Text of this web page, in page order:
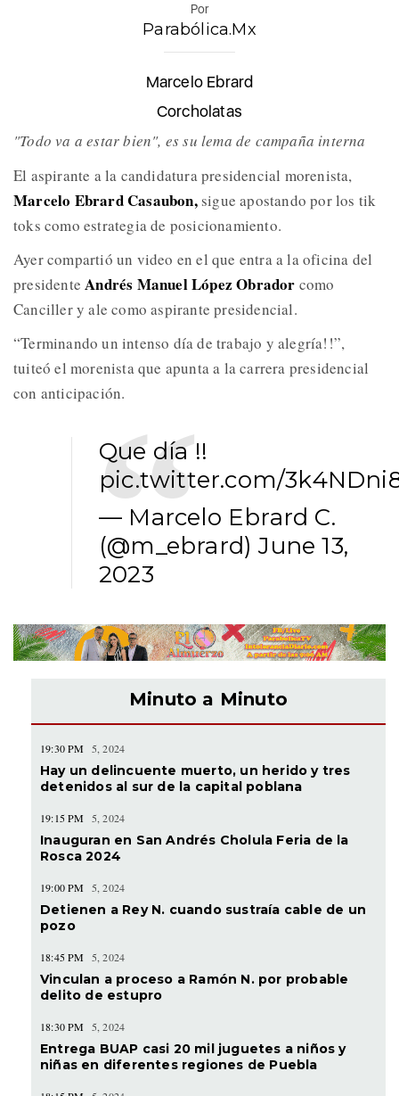
Por
Parabólica.Mx
Marcelo Ebrard
Corcholatas
"Todo va a estar bien", es su lema de campaña interna
El aspirante a la candidatura presidencial morenista,
Marcelo Ebrard Casaubon,sigue apostando por los tik
toks como estrategia de posicionamiento.
Ayer compartió un video en el que entra a la oficina del
presidente Andrés Manuel López Obrador como
Canciller y ale como aspirante presidencial.
“Terminando un intenso día de trabajo y alegría!!”,
tuiteó el morenista que apunta a la carrera presidencial
con anticipación.
Que día !!
pic.twitter.com/
— Marcelo Ebrard C.
(@m_ebrard)June 13,
2023
Minuto a Minuto
19:30 PM 5, 2024
Hay un delincuente muerto, un herido y tres
detenidos al sur de la capital poblana
19:15 PM 5, 2024
Inauguran en San Andrés Cholula Feria de la
Rosca 2024
19:00 PM 5, 2024
Detienen a Rey N. cuando sustraía cable de un
pozo
18:45 PM 5, 2024
Vinculan a proceso a Ramón N. por probable
delito de estupro
18:30 PM 5, 2024
Entrega BUAP casi 20 mil juguetes a niños y
niñas en diferentes regiones de Puebla